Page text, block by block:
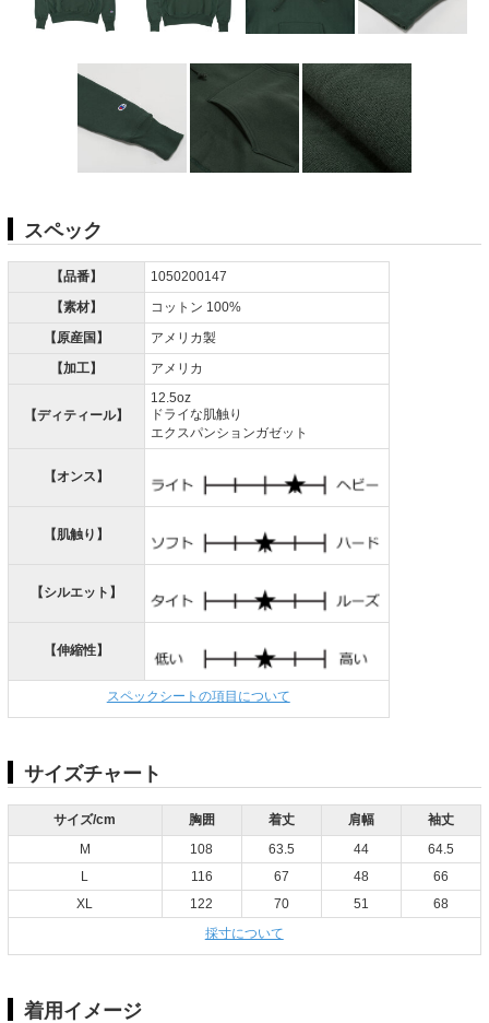
スペック
【品番】
1050200147
【素材】
コットン 100%
【原産国】
アメリカ製
【加工】
アメリカ
【ディティール】
12.5oz
ドライな肌触り
エクスパンションガゼット
【オンス】
【肌触り】
【シルエット】
【伸縮性】
スペックシートの項目について
サイズチャート
サイズ/cm 胸囲 着丈 肩幅
袖丈
M
108 63.5 44
64.5
L
116 67 48
66
XL
122 70 51
68
採寸について
着用イメージ